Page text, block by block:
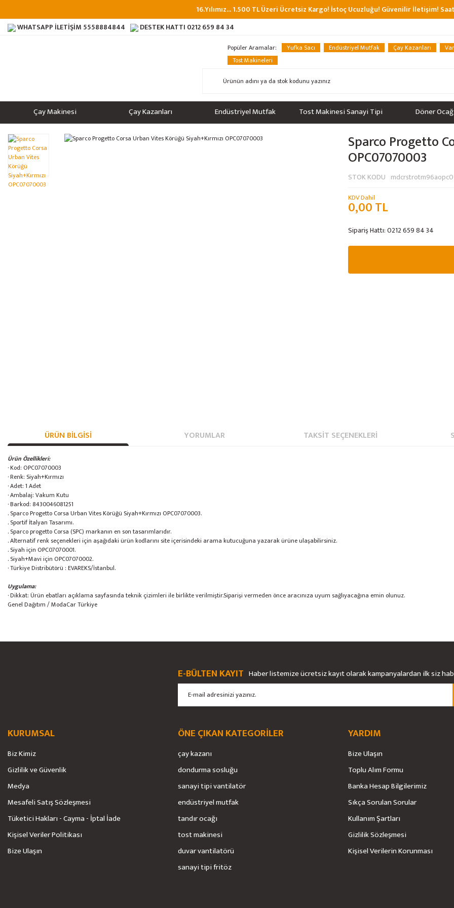
16.Yılımız... 1.500 TL Üzeri Ücretsiz Kargo! İstoç Ucuzluğu! Güvenilir İletişim!
WHATSAPP İLETİŞİM 5558884844 DESTEK HATTI 0212 659 84 34
Popüler Aramalar: Yufka Sacı Endüstriyel Mutfak Çay Kazanları
Tost Makineleri
Çay Makinesi Çay Kazanları Endüstriyel Mutfak Tost Makinesi Sanayi Tipi Döner
Sparco Progetto
OPC07070003
STOK KODU
KDV Dahil
0,00 TL
Sipariş Hattı:0212 659 84 34
ÜRÜN BILGISI YORUMLAR TAKSIT SEÇENEKLERI
Ürün Özellikleri:
· Kod: OPC07070003
· Renk: Siyah+Kırmızı
· Adet: 1 Adet
· Ambalaj: Vakum Kutu
· Barkod: 8430046081251
. Sparco Progetto Corsa Urban Vites Körüğü Siyah+Kırmızı OPC07070003.
. Sportif İtalyan Tasarımı.
. Sparco progetto Corsa (SPC) markanın en son tasarımlarıdır.
. Alternatif renk seçenekleri için aşağıdaki ürün kodlarını site içerisindeki arama kutucuğuna yazarak ürüne ulaşabilirsiniz.
. Siyah için OPC07070001.
. Siyah+Mavi için OPC07070002.
· Türkiye Distribütörü : EVAREKS/İstanbul.
Uygulama:
· Dikkat: Ürün ebatları açıklama sayfasında teknik çizimleri ile birlikte verilmiştir.Siparişi vermeden önce aracınıza uyum sağlıyacağına emin olunuz.
Genel Dağıtım / ModaCar Türkiye
Bu ürüne ilk yorumu siz yapın!
Yorum Yaz
Soru Sor
Görüş ve önerileriniz için teşekkür ederiz.
Gönder
E-BÜLTEN KAYIT Haber listemize ücretsiz kayıt olarak kampanyalardan ilk siz
KURUMSAL
Biz Kimiz
Gizlilik ve Güvenlik
Medya
Mesafeli Satış Sözleşmesi
Tüketici Hakları - Cayma - İptal İade
Kişisel Veriler Politikası
Bize Ulaşın
ÖNE ÇIKAN KATEGORİLER
çay kazanı
dondurma sosluğu
sanayi tipi vantilatör
endüstriyel mutfak
tandır ocağı
tost makinesi
duvar vantilatörü
sanayi tipi fritöz
YARDIM
Bize Ulaşın
Toplu Alım Formu
Banka Hesap Bilgilerimiz
Sıkça Sorulan Sorular
Kullanım Şartları
Gizlilik Sözleşmesi
Kişisel Verilerin Korunması